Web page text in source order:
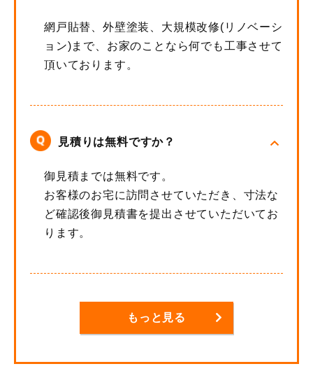
網戸貼替、外壁塗装、大規模改修(リノベーシ
ョン)まで、お家のことなら何でも工事させて
頂いております。
見積りは無料ですか？
御見積までは無料です。
お客様のお宅に訪問させていただき、寸法な
ど確認後御見積書を提出させていただいてお
ります。
もっと見る